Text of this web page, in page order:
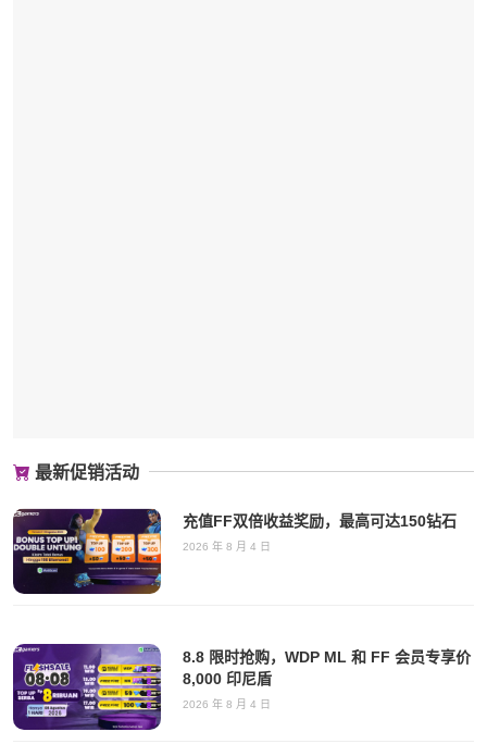
最新促销活动
充值FF双倍收益奖励，最高可达150钻石
2026 年 8 月 4 日
8.8 限时抢购，WDP ML 和 FF 会员专享价
8,000 印尼盾
2026 年 8 月 4 日